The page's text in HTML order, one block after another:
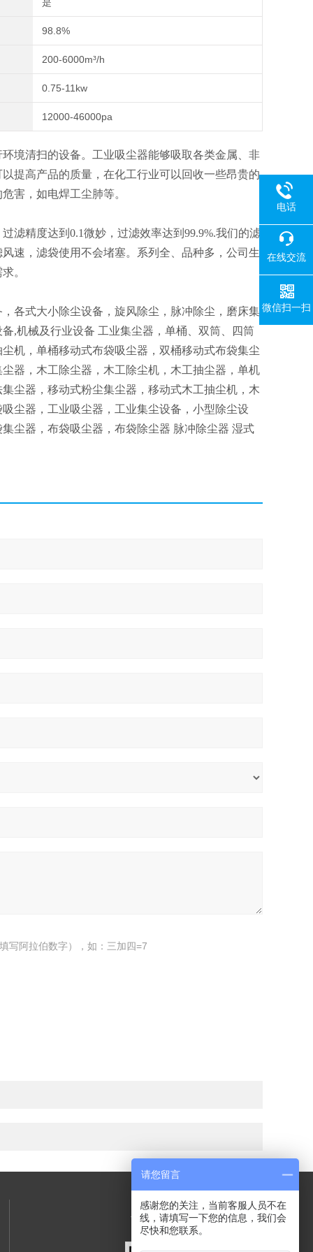
98.8%
200-6000m³/h
0.75-11kw
12000-46000pa
境清扫的设备。工业吸尘器能够吸取各类金属、非
提高产品的质量，在化工行业可以回收一些昂贵的
害，如电焊工尘肺等。
滤精度达到0.1微妙，过滤效率达到99.9%.我们的滤
速，滤袋使用不会堵塞。系列全、品种多，公司生
。
各式大小除尘设备，旋风除尘，脉冲除尘，磨床集
,机械及行业设备 工业集尘器，单桶、双筒、四筒
机，单桶移动式布袋吸尘器，双桶移动式布袋集尘
器，木工除尘器，木工除尘机，木工抽尘器，单机
尘器，移动式粉尘集尘器，移动式木工抽尘机，木
尘器，工业吸尘器，工业集尘设备，小型除尘设
尘器，布袋吸尘器，布袋除尘器 脉冲除尘器 湿式
写阿拉伯数字），如：三加四=7
关注我们
电话
在线交流
微信扫一扫
请您留言
感谢您的关注，当前客服人员不在
线，请填写一下您的信息，我们会
尽快和您联系。